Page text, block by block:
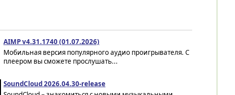
AIMP v4.31.1740 (01.07.2026)
Мобильная версия популярного аудио проигрывателя. С
плеером вы сможете прослушать...
SoundCloud 2026.04.30-release